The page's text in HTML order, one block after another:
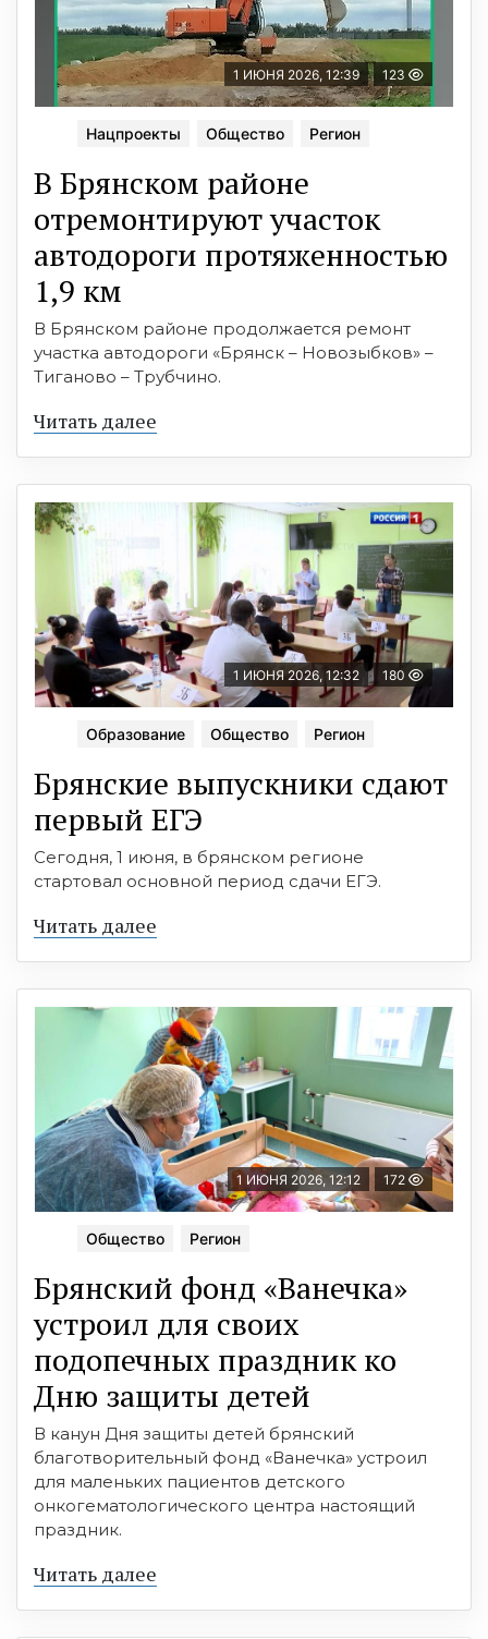
1 ИЮНЯ 2026, 12:39 123
Нацпроекты Общество Регион
В Брянском районе
отремонтируют участок
автодороги протяженностью
1,9 км
В Брянском районе продолжается ремонт
участка автодороги «Брянск – Новозыбков» –
Тиганово – Трубчино.
Читать далее
1 ИЮНЯ 2026, 12:32 180
Образование Общество Регион
Брянские выпускники сдают
первый ЕГЭ
Сегодня, 1 июня, в брянском регионе
стартовал основной период сдачи ЕГЭ.
Читать далее
1 ИЮНЯ 2026, 12:12 172
Общество Регион
Брянский фонд «Ванечка»
устроил для своих
подопечных праздник ко
Дню защиты детей
В канун Дня защиты детей брянский
благотворительный фонд «Ванечка» устроил
для маленьких пациентов детского
онкогематологического центра настоящий
праздник.
Читать далее